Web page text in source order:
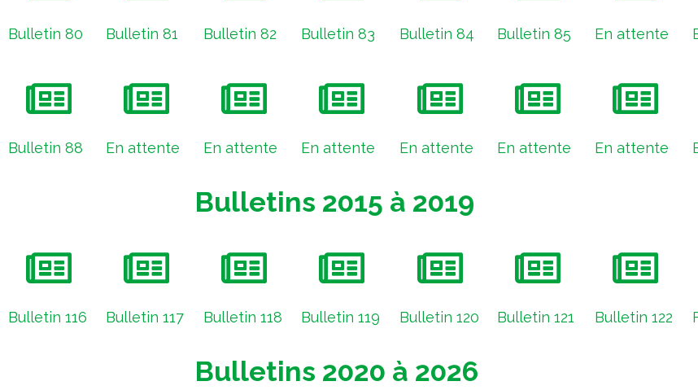
Bulletin 80 Bulletin 81 Bulletin 82 Bulletin 83 Bulletin 84 Bulletin 85 En attente
Bulletin 88 En attente En attente En attente En attente En attente En attente
Bulletins 2015 à 2019
Bulletin 116 Bulletin 117 Bulletin 118 Bulletin 119 Bulletin 120 Bulletin 121 Bulletin 122
Bulletins 2020 à 2026